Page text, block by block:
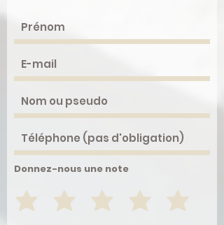
Donnez-nous une note